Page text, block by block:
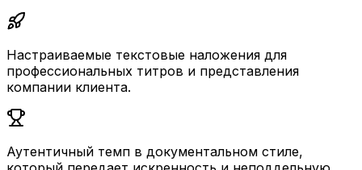
Настраиваемые текстовые наложения для
профессиональных титров и представления
компании клиента.
Аутентичный темп в документальном стиле,